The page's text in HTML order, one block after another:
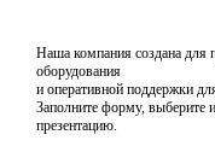
Наша компания создана для
оборудования
и оперативной поддержки
Заполните форму, выберите
презентацию.